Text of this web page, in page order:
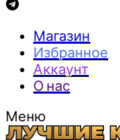
Магазин
Избранное
Аккаунт
О нас
Меню